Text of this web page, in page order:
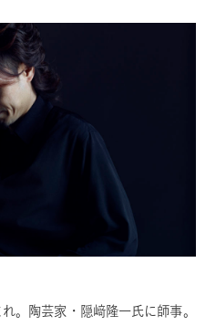
。陶芸家・隠﨑隆一氏に師事。